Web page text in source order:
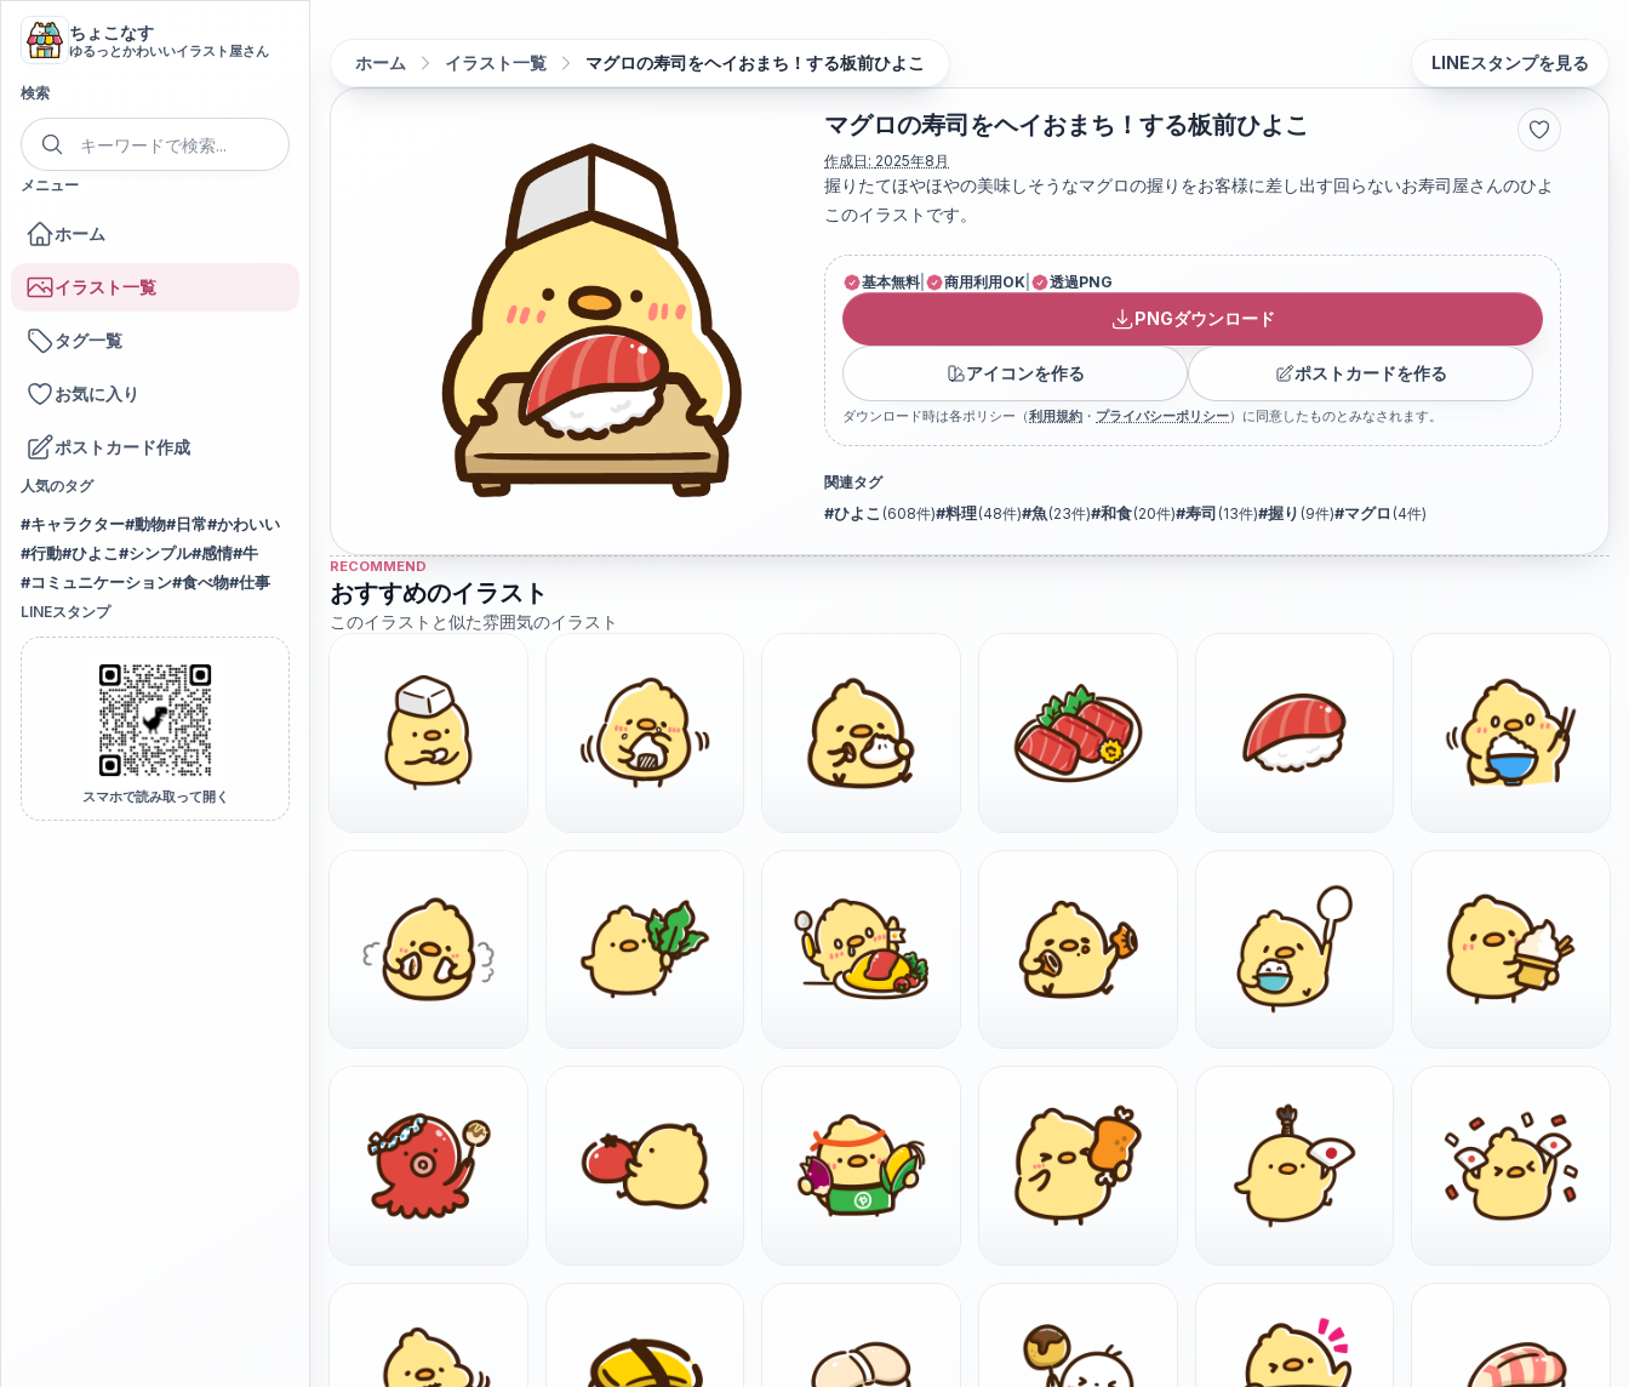
ちょこなす
ゆるっとかわいいイラスト屋さん
検索
メニュー
ホーム
イラスト一覧
タグ一覧
お気に入り
ポストカード作成
人気のタグ
#キャラクター#動物# 日常#かわいい
#行動#ひよこ#シンプル#感情#牛
#コミュニケーション#食べ物#仕事
LINEスタンプ
スマホで読み取って開く
ホーム イラスト一覧 マグロの寿司をヘイおまち！する板前ひよこ LINEスタンプを見る
マグロの寿司をヘイおまち！する板前ひよこ
作成日: 2025年8月
握りたてほやほやの美味しそうなマグロの握りをお客様に差し出す回らないお寿司屋さんのひよ
このイラストです。
基本無料 商用利用OK 透過PNG
PNGダウンロード
アイコンを作る ポストカードを作る
ダウンロード時は各ポリシー（利用規約 ・ プライバシーポリシー）に同意したものとみなされます。
関連タグ
#ひよこ (608件)#料理(48件)#魚 (23件)#和食(20件)#寿司 (13件)#握り (9件)#マグロ (4件)
RECOMMEND
おすすめのイラスト
このイラストと似た雰囲気のイラスト